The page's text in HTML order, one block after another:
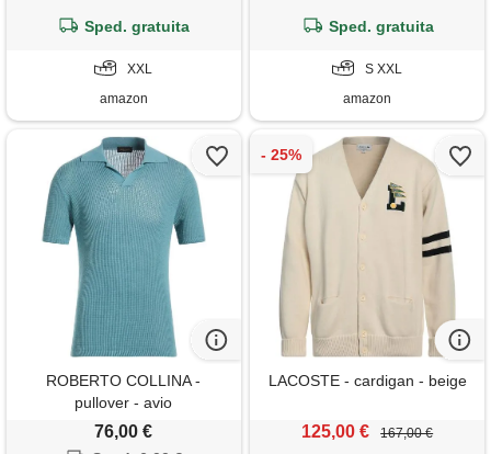
Sped. gratuita
XXL
amazon
Sped. gratuita
S XXL
amazon
ROBERTO COLLINA -
pullover - avio
76,00 €
LACOSTE - cardigan - beige
125,00 € 167,00 €